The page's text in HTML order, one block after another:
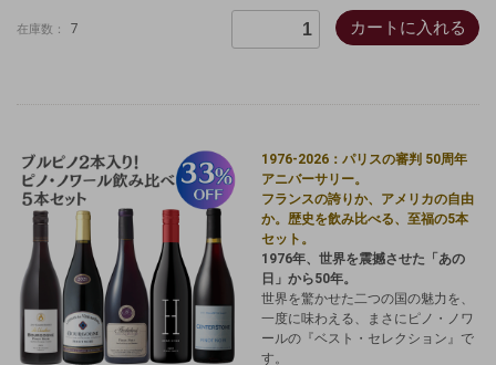
在庫数： 7 カートに入れる
1976-2026：パリスの審判 50周年
アニバーサリー。
フランスの誇りか、アメリカの自由
か。歴史を飲み比べる、至福の5本
セット。
1976年、世界を震撼させた「あの
日」から50年。
世界を驚かせた二つの国の魅力を、
一度に味わえる、まさにピノ・ノワ
ールの『ベスト・セレクション』で
す。